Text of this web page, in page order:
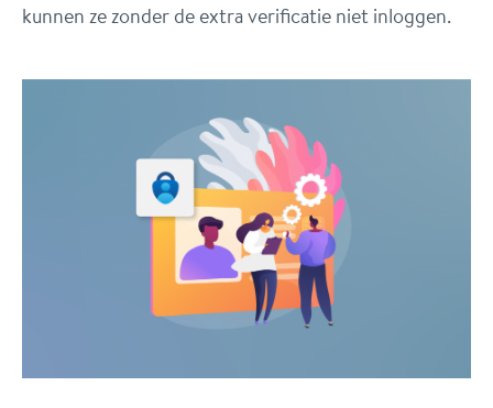
kunnen ze zonder de extra verificatie niet inloggen.